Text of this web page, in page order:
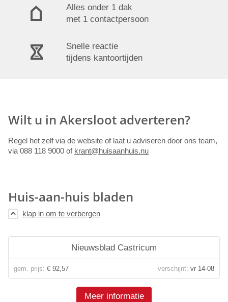
Alles onder 1 dak
met 1 contactpersoon
Snelle reactie
tijdens kantoortijden
Wilt u in Akersloot adverteren?
Regel het zelf via de website of laat u adviseren door ons team,
via 088 118 9000 of krant@huisaanhuis.nu
Huis-aan-huis bladen
Nieuwsblad Castricum
gem. prijs: € 92,57 verschijnt: vr 14-08
Meer informatie